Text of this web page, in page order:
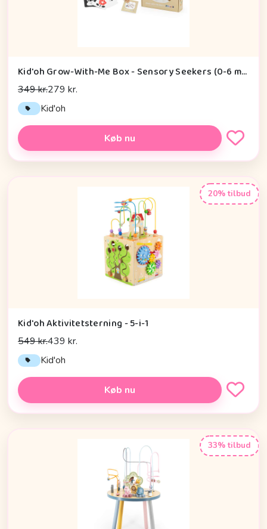
Kid'oh Grow-With-Me Box - Sensory Seekers (0-6 mdr.)
349 kr.279 kr.
Kid'oh
Køb nu
20% tilbud
Kid'oh Aktivitetsterning - 5-i-1
549 kr.439 kr.
Kid'oh
Køb nu
33% tilbud